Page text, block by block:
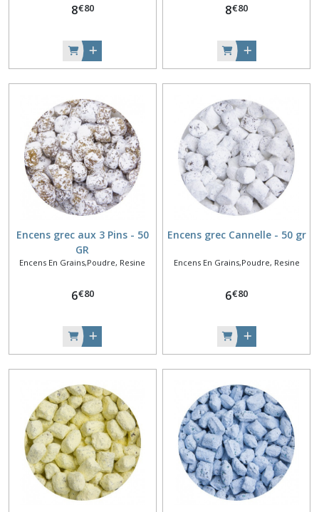
8€80 8€80
Encens grec aux 3 Pins - 50
GR
Encens En Grains,Poudre, Resine
6€80
Encens grec Cannelle - 50 gr
Encens En Grains,Poudre, Resine
6€80